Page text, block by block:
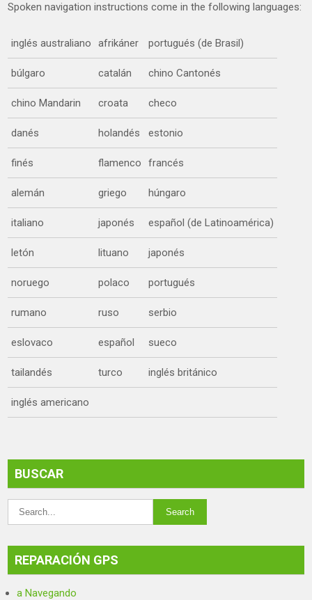
Spoken navigation instructions come in the following languages:
inglés australiano afrikáner portugués (de Brasil)
búlgaro catalán chino Cantonés
chino Mandarin croata checo
danés holandés estonio
finés flamenco francés
alemán griego húngaro
italiano japonés español (de Latinoamérica)
letón lituano japonés
noruego polaco portugués
rumano ruso serbio
eslovaco español sueco
tailandés turco inglés británico
inglés americano
BUSCAR
REPARACIÓN GPS
a Navegando